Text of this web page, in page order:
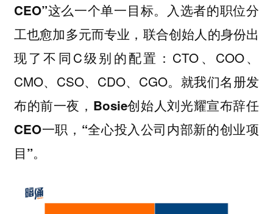
CEO”这么一个单一目标。
入选者的职位分
工也愈加多元而专业，联合创始人的身份出
现了不同C级别的配置：CTO、COO、
CMO、CSO、CDO、CGO。 就我们名册发
布的前一夜，Bosie创始人刘光耀宣布辞任
CEO一职，“全心投入公司内部新的创业项
目”。